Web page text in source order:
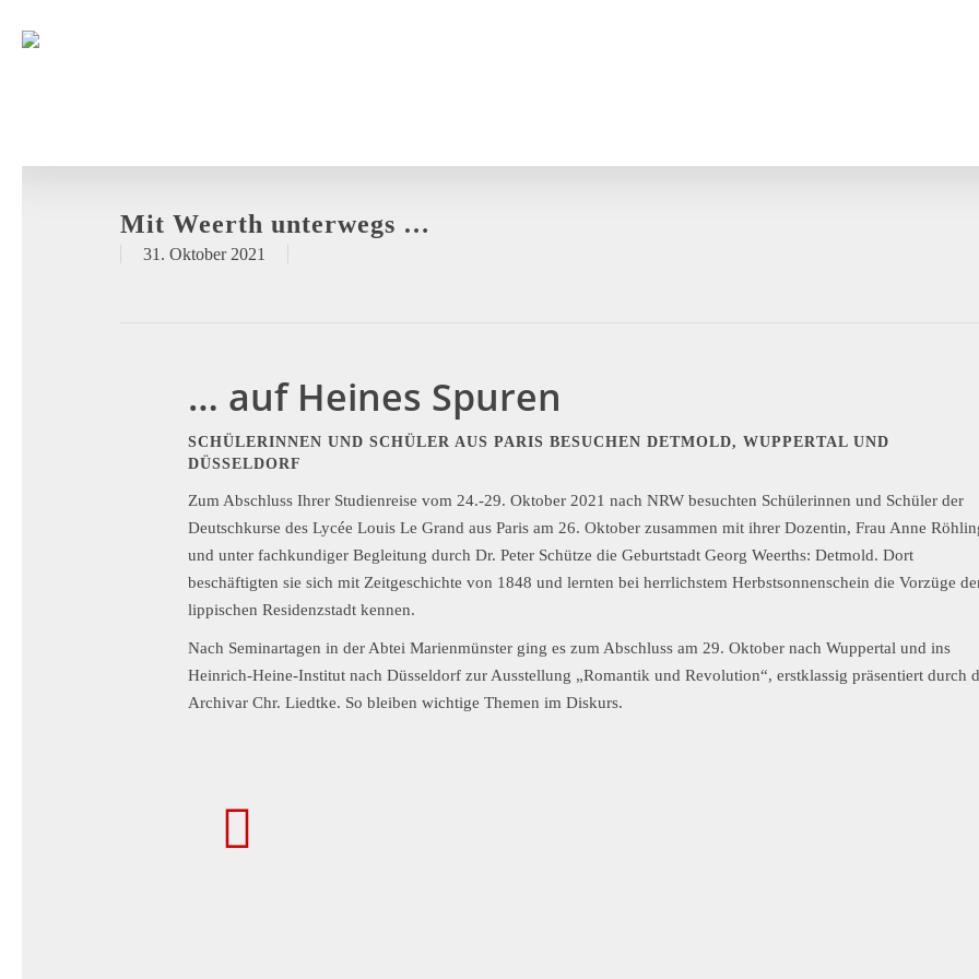
Mit Weerth unterwegs …
31. Oktober 2021
… auf Heines Spuren
SCHÜLERINNEN UND SCHÜLER AUS PARIS BESUCHEN DETMOLD, WUPPERTAL UND
DÜSSELDORF
Zum Abschluss Ihrer Studienreise vom 24.-29. Oktober 2021 nach NRW besuchten Schülerinnen und Schüler der
Deutschkurse des Lycée Louis Le Grand aus Paris am 26. Oktober zusammen mit ihrer Dozentin, Frau Anne
und unter fachkundiger Begleitung durch Dr. Peter Schütze die Geburtstadt Georg Weerths: Detmold. Dort
beschäftigten sie sich mit Zeitgeschichte von 1848 und lernten bei herrlichstem Herbstsonnenschein die Vorzüge
lippischen Residenzstadt kennen.
Nach Seminartagen in der Abtei Marienmünster ging es zum Abschluss am 29. Oktober nach Wuppertal und ins
Heinrich-Heine-Institut nach Düsseldorf zur Ausstellung „Romantik und Revolution“, erstklassig präsentiert durch
Archivar Chr. Liedtke. So bleiben wichtige Themen im Diskurs.